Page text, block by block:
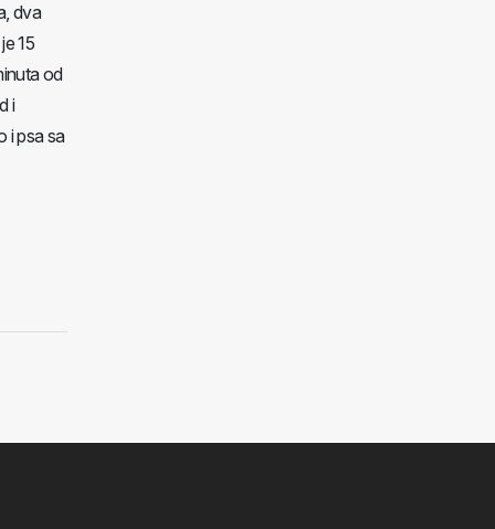
dva
15
od
i
i psa sa